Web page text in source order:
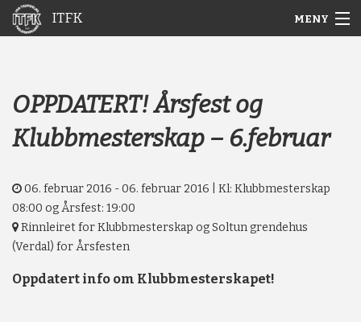
ITFK MENY
Nyheter
Aktuelt
Om ITFK
Galleri
OPPDATERT! Årsfest og
Klubbmesterskap – 6.februar
06. februar 2016 - 06. februar 2016 | Kl: Klubbmesterskap
08:00 og Årsfest: 19:00
Rinnleiret for Klubbmesterskap og Soltun grendehus
(Verdal) for Årsfesten
Oppdatert info om Klubbmesterskapet!